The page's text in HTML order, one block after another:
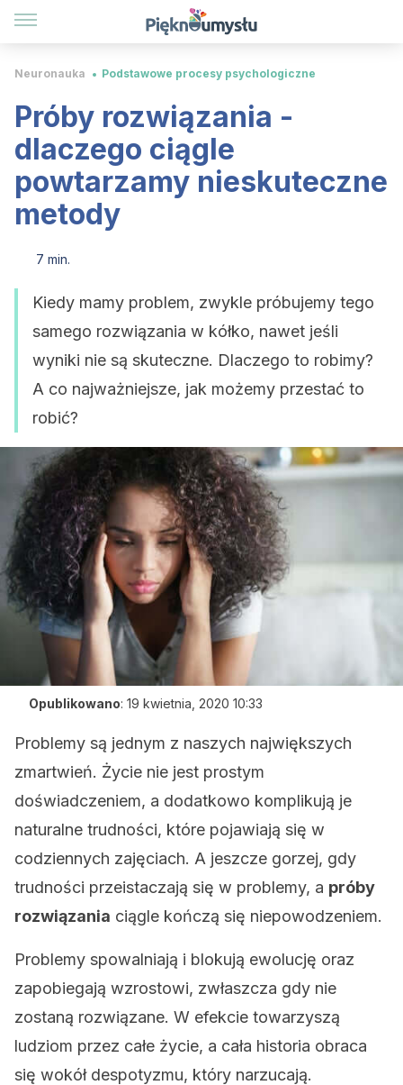
Neuronauka Podstawowe procesy psychologiczne
Próby rozwiązania -
dlaczego ciągle
powtarzamy nieskuteczne
metody
7 min.
Kiedy mamy problem, zwykle próbujemy tego
samego rozwiązania w kółko, nawet jeśli
wyniki nie są skuteczne. Dlaczego to robimy?
A co najważniejsze, jak możemy przestać to
robić?
Opublikowano: 19 kwietnia, 2020 10:33
Problemy są jednym z naszych największych
zmartwień. Życie nie jest prostym
doświadczeniem, a dodatkowo komplikują je
naturalne trudności, które pojawiają się w
codziennych zajęciach. A jeszcze gorzej, gdy
trudności przeistaczają się w problemy, a próby
rozwiązania ciągle kończą się niepowodzeniem.
Problemy spowalniają i blokują ewolucję oraz
zapobiegają wzrostowi, zwłaszcza gdy nie
zostaną rozwiązane. W efekcie towarzyszą
ludziom przez całe życie, a cała historia obraca
się wokół despotyzmu, który narzucają.